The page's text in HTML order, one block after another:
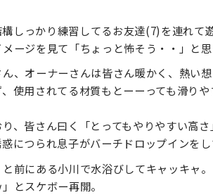
しっかり練習してるお友達(7)を連れて
ージを見て「ちょっと怖そう・・」と
、オーナーさんは皆さん暖かく、熱い
使用されてる材質もとーーっても滑り
、皆さん曰く「とってもやりやすい高さ
につられ息子がバーチドロップインを
前にある小川で水浴びしてキャッキャ。
とスケボー再開。